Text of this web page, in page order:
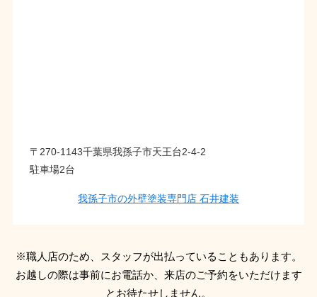
〒270-1143千葉県我孫子市天王台2-4-2
駐車場2台
我孫子市の外壁塗装専門店 石井建装
※職人店のため、スタッフが出払っていることもあります。
お越しの際は事前にお電話か、来店のご予約をいただけます
とお待たせしません。